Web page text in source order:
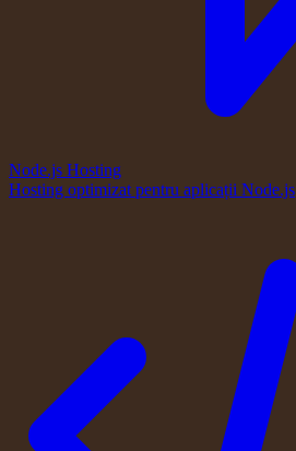
Node.js Hosting
Hosting optimizat pentru aplicații Node.js